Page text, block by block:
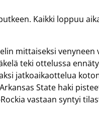
Kaikki loppuu
mittaiseksi
teki ottelussa
jatkoaikaottelua
State haki
vastaan syntyi